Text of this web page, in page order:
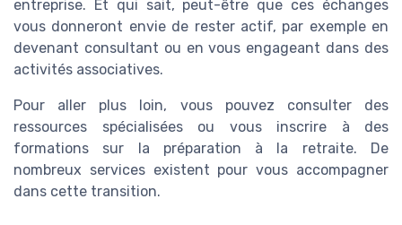
entreprise. Et qui sait, peut-être que ces échanges
vous donneront envie de rester actif, par exemple en
devenant consultant ou en vous engageant dans des
activités associatives.
Pour aller plus loin, vous pouvez consulter des
ressources spécialisées ou vous inscrire à des
formations sur la préparation à la retraite. De
nombreux services existent pour vous accompagner
dans cette transition.